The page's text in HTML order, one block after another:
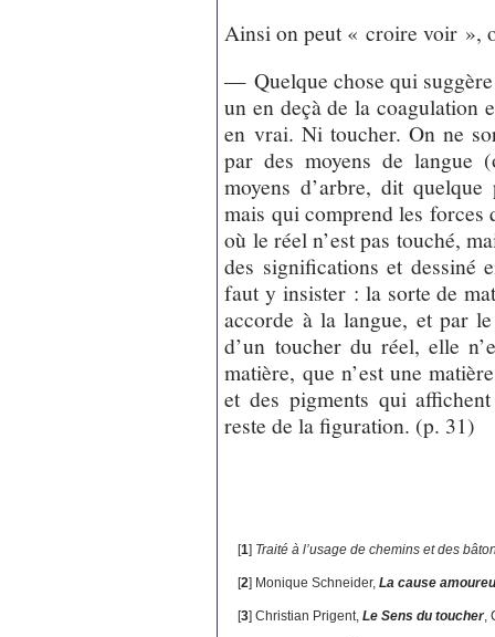
Ainsi on peut « croire voir »,
— Quelque chose qui
un en deçà de la coagulation
en vrai. Ni toucher. On ne
par des moyens de langue
moyens d’arbre, dit
mais qui comprend les
où le réel n’est pas touché,
des significations et dessiné
faut y insister : la sorte de
accorde à la langue, et par
d’un toucher du réel, elle
matière, que n’est une
et des pigments qui
reste de la figuration. (p. 31)
[1] Traité à l’usage de chemins et des
[2] Monique Schneider,La cause
[3]Christian Prigent,Le Sens du toucher,